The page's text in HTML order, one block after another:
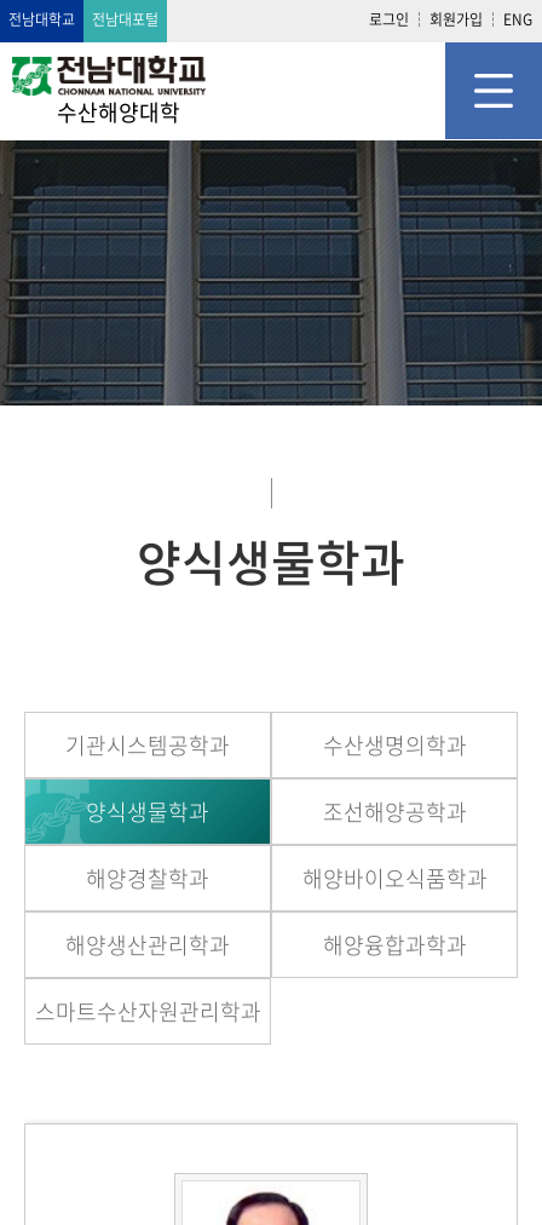
전남대학교 전남대포털 로그인 회원가입 ENG
수산해양대학
양식생물학과
기관시스템공학과 수산생명의학과
양식생물학과 조선해양공학과
해양경찰학과 해양바이오식품학과
해양생산관리학과 해양융합과학과
스마트수산자원관리학과